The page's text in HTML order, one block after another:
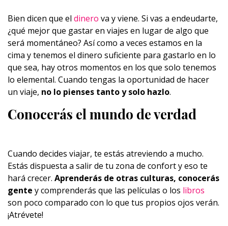
Bien dicen que el dinero va y viene. Si vas a endeudarte,
¿qué mejor que gastar en viajes en lugar de algo que
será momentáneo? Así como a veces estamos en la
cima y tenemos el dinero suficiente para gastarlo en lo
que sea, hay otros momentos en los que solo tenemos
lo elemental. Cuando tengas la oportunidad de hacer
un viaje, no lo pienses tanto y solo hazlo.
Conocerás el mundo de verdad
Cuando decides viajar, te estás atreviendo a mucho.
Estás dispuesta a salir de tu zona de confort y eso te
hará crecer. Aprenderás de otras culturas, conocerás
gente y comprenderás que las películas o los libros
son poco comparado con lo que tus propios ojos verán.
¡Atrévete!